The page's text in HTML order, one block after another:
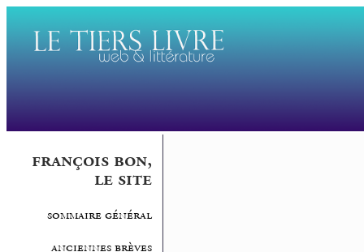
françois bon,
le site
sommaire général
anciennes brèves